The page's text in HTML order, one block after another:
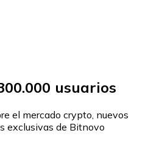
usuarios
el mercado crypto, nuevos
exclusivas de Bitnovo